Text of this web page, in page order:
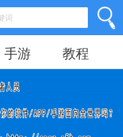
手游 教程